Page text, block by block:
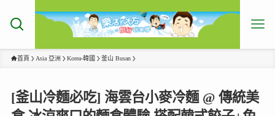
首頁 Asia 亞洲 Korea-韓國 釜山 Busan
[釜山冷麵必吃] 海雲台小麥冷麵 @ 傳統美